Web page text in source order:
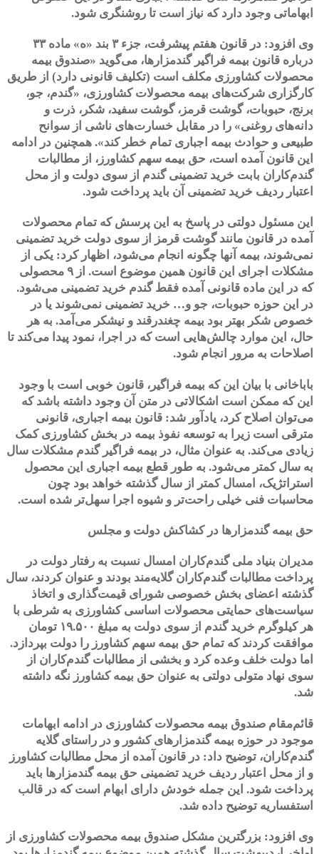
ابهاماتی وجود دارد که نیاز است تا روشنگری شود.
وی افزود: در قانون هفتم پیشرفت، جزء ۳ بند «ه» ماده ۳۳
درباره قانون بیمه فراگیر گندمزارها، می‌گوید «صندوق بیمه
محصولات کشاورزی مکلف است (تکلیف قانونی دارد) از طریق
کارگزاری شرکت‌های بیمه محصولات کشاورزی، «گندم، جو،
برنج، حبوبات، گوشت قرمز، گوشت سفید، شکر، ذرت و
دانه‌های روغنی» را در مقابل خسارت‌های ناشی از سوانح
طبیعی و حوادث بیمه اجباری تمام خطر کند». همچنین در ادامه
این قانون آمده است، حق بیمه سهم کشاورز، از مطالبات
گندم‌کاران بابت خرید تضمینی گندم از سوی دولت و از محل
اعتبار ردیف خرید تضمینی آن باید پرداخت ‌شود.
این مسئول دولتی در پاسخ به این پرسش که تمام محصولات
آمده در قانون مانند گوشت قرمز از سوی دولت خرید تضمینی
نمی‌شوند، بیمه آنها چگونه انجام می‌شود، اظهار کرد: یکی از
مشکلات اجرای این قانون همین موضوع است. از ۹ محصولی
که در این ماده قانونی آمده فقط گندم خرید تضمینی می‌شود.
در این حوزه حبوبات، جو و… خرید تضمینی نمی‌شوند یا در
خصوص شکر بهتر بود بیمه چغندرقند و نیشکر می‌آمد. به هر
حال، این موارد چالش‌هایی است که در اجرا، نمود پیدا می‌کند تا
اصلاحات به مرور انجام شود.
باباخانی با بیان این که بیمه فراگیر، قانون خوبی است با وجود
این که ممکن است اشکالاتی در متن آن وجود داشته باشد که
می‌توان اصلاح کرد، یادآور شد: قانون بیمه اجباری، قانونی
مترقی است زیرا به توسعه نفوذ بیمه در بخش کشاورزی کمک
زیادی می‌کند. به عنوان مثال، در بیمه فراگیر گندم مشکلات سال
به سال کمتر می‌شود. به طور قطع بیمه اجباری این محصول
استراتژیک، امسال کمتر از سال گذشته خواهد بود چون
محاسبات فنی خیلی راحت‌تر و شیوه اجرا سهل‌تر شده است.
حق بیمه گندمزارها در کشاکش دولت و مجلس
مدیران بنیاد ملی گندم‌کاران امسال نسبت به رفتار دولت در
پرداخت مطالبات گندم‌کاران گلایه‌مند بودند و عنوان کردند، سال
گذشته اعضای بخش خصوصی شورای قیمت‌گذاری و اتخاذ
سیاست‌های حمایتی محصولات اساسی کشاورزی به شرطی با
هر کیلوگرم خرید گندم از سوی دولت به مبلغ ۱۹.۵۰۰ تومان
موافقت کردند که تمام حق بیمه سهم کشاورز را دولت بپردازد.
اما دولت خلف وعده کرد و بخشی از مطالبات گندم‌کاران از
سوی نهاد متولی دولتی به عنوان حق بیمه کشاورز نگه داشته
شد.
قائم‌مقام صندوق بیمه محصولات کشاورزی در ادامه ابهامات
موجود در حوزه بیمه گندمزارهای کشور و در راستای گلایه
گندم‌کاران، توضیح داد: در قانون آمده از محل مطالبات کشاورز
و از محل اعتبار ردیف خرید تضمینی حق بیمه گندمزارها باید
پرداخت شود. این جمله خودش دارای ابهام است که در قالب
استفساریه توضیح داده شد.
وی افزود: بزرگترین مشکل صندوق بیمه محصولات کشاورزی از